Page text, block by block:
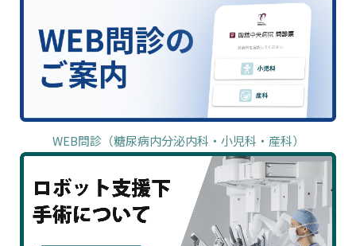
WEB問診（糖尿病内分泌内科・小児科・産科）